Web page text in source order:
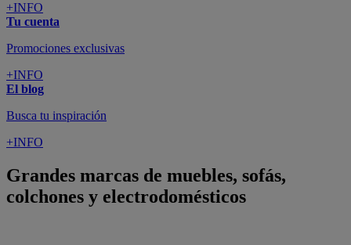
+INFO
Tu cuenta
Promociones exclusivas
+INFO
El blog
Busca tu inspiración
+INFO
Grandes marcas de muebles, sofás,
colchones y electrodomésticos